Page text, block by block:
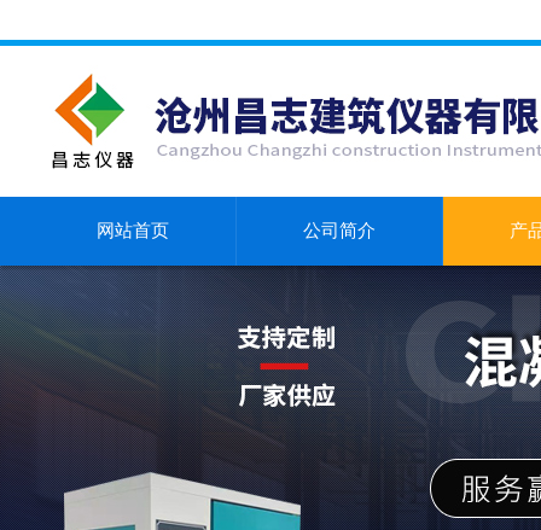
网站首页 公司简介 产